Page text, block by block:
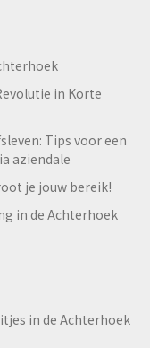
in Korte
Tips voor een
aziendale
je jouw bereik!
in de Achterhoek
in de Achterhoek